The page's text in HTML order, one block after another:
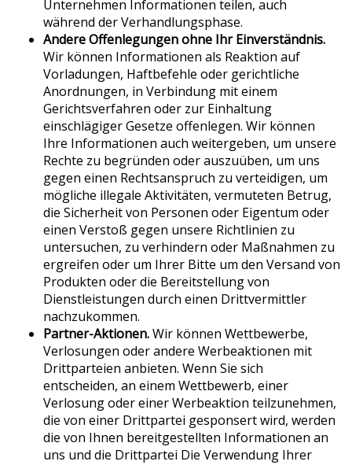
Unternehmen Informationen teilen, auch
während der Verhandlungsphase.
Andere Offenlegungen ohne Ihr Einverständnis.
Wir können Informationen als Reaktion auf
Vorladungen, Haftbefehle oder gerichtliche
Anordnungen, in Verbindung mit einem
Gerichtsverfahren oder zur Einhaltung
einschlägiger Gesetze offenlegen. Wir können
Ihre Informationen auch weitergeben, um unsere
Rechte zu begründen oder auszuüben, um uns
gegen einen Rechtsanspruch zu verteidigen, um
mögliche illegale Aktivitäten, vermuteten Betrug,
die Sicherheit von Personen oder Eigentum oder
einen Verstoß gegen unsere Richtlinien zu
untersuchen, zu verhindern oder Maßnahmen zu
ergreifen oder um Ihrer Bitte um den Versand von
Produkten oder die Bereitstellung von
Dienstleistungen durch einen Drittvermittler
nachzukommen.
Partner-Aktionen.Wir können Wettbewerbe,
Verlosungen oder andere Werbeaktionen mit
Drittparteien anbieten. Wenn Sie sich
entscheiden, an einem Wettbewerb, einer
Verlosung oder einer Werbeaktion teilzunehmen,
die von einer Drittpartei gesponsert wird, werden
die von Ihnen bereitgestellten Informationen an
uns und die Drittpartei Die Verwendung Ihrer